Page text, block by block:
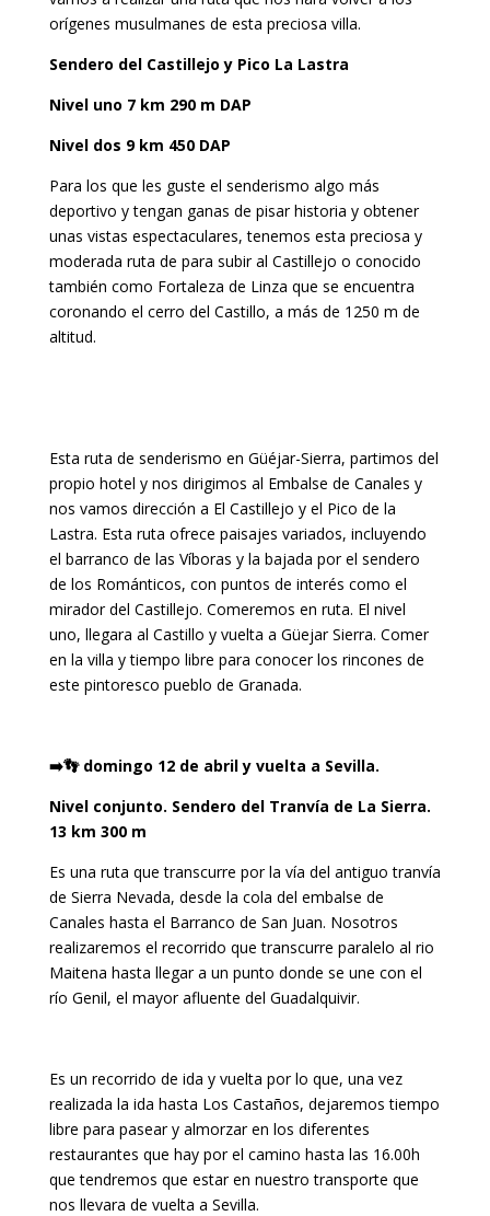
orígenes musulmanes de esta preciosa villa.
Sendero del Castillejo y Pico La Lastra
Nivel uno 7 km 290 m DAP
Nivel dos 9 km 450 DAP
Para los que les guste el senderismo algo más
deportivo y tengan ganas de pisar historia y obtener
unas vistas espectaculares, tenemos esta preciosa y
moderada ruta de para subir al Castillejo o conocido
también como Fortaleza de Linza que se encuentra
coronando el cerro del Castillo, a más de 1250 m de
altitud.
Esta ruta de senderismo en Güéjar-Sierra, partimos del
propio hotel y nos dirigimos al Embalse de Canales y
nos vamos dirección a El Castillejo y el Pico de la
Lastra. Esta ruta ofrece paisajes variados, incluyendo
el barranco de las Víboras y la bajada por el sendero
de los Románticos, con puntos de interés como el
mirador del Castillejo. Comeremos en ruta. El nivel
uno, llegara al Castillo y vuelta a Güejar Sierra. Comer
en la villa y tiempo libre para conocer los rincones de
este pintoresco pueblo de Granada.
➡️👣 domingo 12 de abril y vuelta a Sevilla.
Nivel conjunto. Sendero del Tranvía de La Sierra.
13 km 300 m
Es una ruta que transcurre por la vía del antiguo tranvía
de Sierra Nevada, desde la cola del embalse de
Canales hasta el Barranco de San Juan. Nosotros
realizaremos el recorrido que transcurre paralelo al rio
Maitena hasta llegar a un punto donde se une con el
río Genil, el mayor afluente del Guadalquivir.
Es un recorrido de ida y vuelta por lo que, una vez
realizada la ida hasta Los Castaños, dejaremos tiempo
libre para pasear y almorzar en los diferentes
restaurantes que hay por el camino hasta las 16.00h
que tendremos que estar en nuestro transporte que
nos llevara de vuelta a Sevilla.